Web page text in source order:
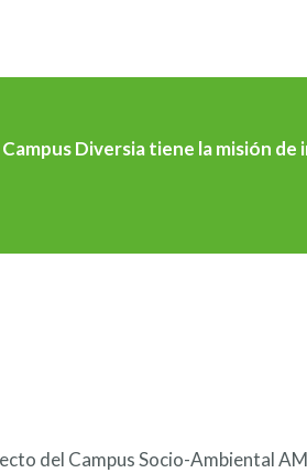
Campus Diversia tiene la misión
del Campus Socio-Ambiental